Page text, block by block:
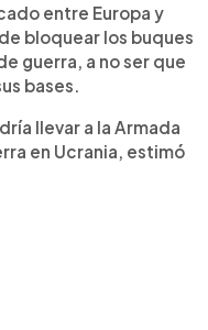
entre Europa y
bloquear los buques
guerra, a no ser que
bases.
llevar a la Armada
en Ucrania, estimó